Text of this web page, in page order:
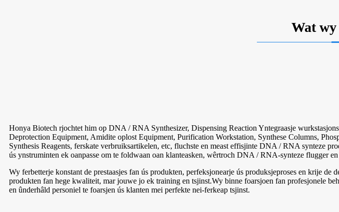
Wat wy
Honya Biotech rjochtet him op DNA / RNA Synthesizer, Dispensing Reaction Yntegraasje
Deprotection Equipment, Amidite oplost Equipment, Purification Workstation, Synthese Columns,
Synthesis Reagents, ferskate verbruiksartikelen, etc, fluchste en meast effisjinte DNA / RNA synteze
ús ynstruminten ek oanpasse om te foldwaan oan klanteasken, wêrtroch DNA / RNA-synteze flugger
Wy ferbetterje konstant de prestaasjes fan ús produkten, perfeksjonearje ús produksjeproses en krije de
produkten fan hege kwaliteit, mar jouwe jo ek training en tsjinst.Wy binne foarsjoen fan profesjonele
en ûnderhâld personiel te foarsjen ús klanten mei perfekte nei-ferkeap tsjinst.